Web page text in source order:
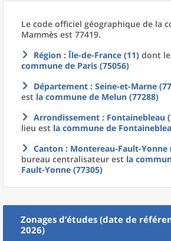
Le code officiel géographique de la
Mammès est 77419.
Région : Île-de-France (11) dont
commune de Paris (75056)
Département : Seine-et-Marne
est la commune de Melun (77288)
Arrondissement : Fontainebleau
lieu est la commune de
Canton : Montereau-Fault-Yonne
bureau centralisateur est la
Fault-Yonne (77305)
Zonages d’études (date de
2026)